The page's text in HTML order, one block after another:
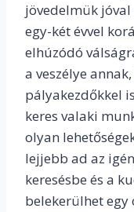
jövedelmük
egy-két évvel
elhúzódó
a veszélye
pályakezdőkkel
keres valaki
olyan
lejjebb ad az
keresésbe és a
belekerülhet